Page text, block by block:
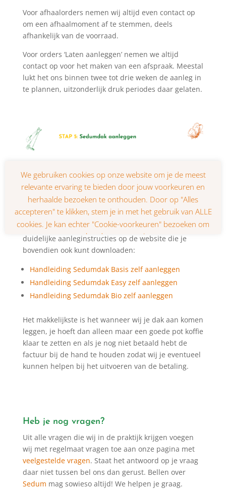
Voor afhaalorders nemen wij altijd even contact op
om een afhaalmoment af te stemmen, deels
afhankelijk van de voorraad.
Voor orders ‘Laten aanleggen’ nemen we altijd
contact op voor het maken van een afspraak. Meestal
lukt het ons binnen twee tot drie weken de aanleg in
te plannen, uitzonderlijk druk periodes daar gelaten.
Wanneer je zelf gaat aanleggen hou dan een plek
aan de openbare vrij voor de vervoerder om te
lossen. Afhankelijk van de ordergrootte betreft het
voor gemiddelde daken meestal één tot drie pallets.
Voor de drie verschillende pakketopties staan er
duidelijke aanleginstructies op de website die je
bovendien ook kunt downloaden:
Handleiding Sedumdak Basis zelf aanleggen
Handleiding Sedumdak Easy zelf aanleggen
Handleiding Sedumdak Bio zelf aanleggen
Het makkelijkste is het wanneer wij je dak aan komen
leggen, je hoeft dan alleen maar een goede pot koffie
klaar te zetten en als je nog niet betaald hebt de
factuur bij de hand te houden zodat wij je eventueel
kunnen helpen bij het uitvoeren van de betaling.
Heb je nog vragen?
Uit alle vragen die wij in de praktijk krijgen voegen
wij met regelmaat vragen toe aan onze pagina met
veelgestelde vragen. Staat het antwoord op je vraag
daar niet tussen bel ons dan gerust. Bellen over
Sedum mag sowieso altijd! We helpen je graag.